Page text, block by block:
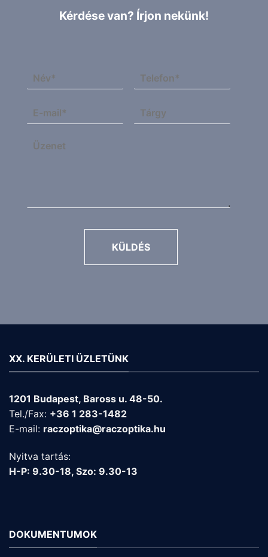
Kérdése van? Írjon nekünk!
KÜLDÉS
XX. KERÜLETI ÜZLETÜNK
1201 Budapest, Baross u. 48-50.
Tel./Fax: +36 1 283-1482
E-mail: raczoptika@raczoptika.hu
Nyitva tartás:
H-P: 9.30-18, Szo: 9.30-13
DOKUMENTUMOK